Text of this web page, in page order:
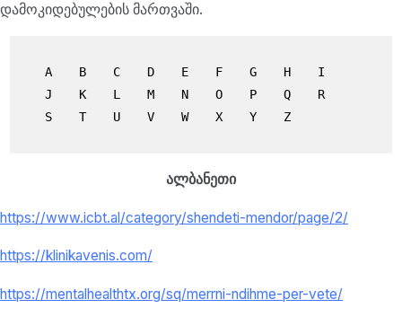
დამოკიდებულების მართვაში.
A B C D E F G H
I
J
K L M N O P Q
R
S
T U V W X Y Z
ალბანეთი
https://www.icbt.al/category/shendeti-mendor/page/2/
https://klinikavenis.com/
https://mentalhealthtx.org/sq/merrni-ndihme-per-vete/